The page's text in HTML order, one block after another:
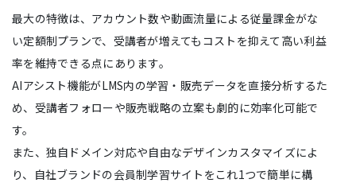
最大の特徴は、アカウント数や動画流量による従量課金がな
い定額制プランで、受講者が増えてもコストを抑えて高い利益
率を維持できる点にあります。
AIアシスト機能がLMS内の学習・販売データを直接分析するた
め、受講者フォローや販売戦略の立案も劇的に効率化可能で
す。
また、独自ドメイン対応や自由なデザインカスタマイズによ
り、自社ブランドの会員制学習サイトをこれ1つで簡単に構